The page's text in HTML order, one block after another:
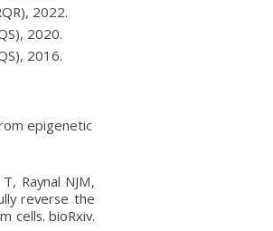
2022.
2020.
2016.
epigenetic
Raynal NJM,
reverse the
cells. bioRxiv.